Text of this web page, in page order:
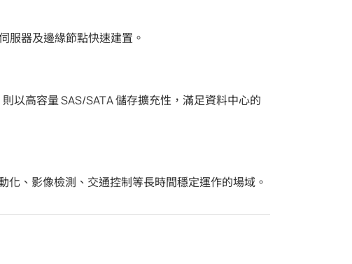
服器及邊緣節點快速建置。
則以高容量 SAS/SATA 儲存擴充性，滿足資料中心的
、影像檢測、交通控制等長時間穩定運作的場域。